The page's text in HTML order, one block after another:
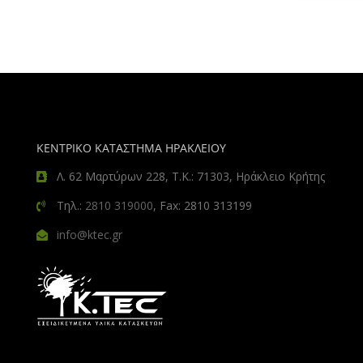
ΚΕΝΤΡΙΚΟ ΚΑΤΑΣΤΗΜΑ ΗΡΑΚΛΕΙΟΥ
Λ. 62 Μαρτύρων 228, Τ.Κ.: 71303, Ηράκλειο Κρήτης
Τηλ.: 2810 319000, Fax: 2810 313199
info@ktec.gr